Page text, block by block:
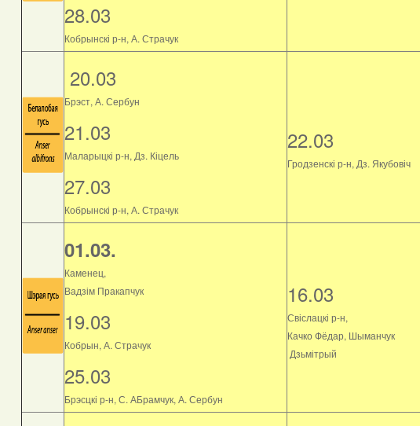
28.03
Кобрынскі р-н, А. Страчук
20.03
Брэст, А. Сербун
21.03
Маларыцкі р-н, Дз. Кіцель
27.03
Кобрынскі р-н, А. Страчук
22.03
Гродзенскі р-н, Дз. Якубовіч
01.03.
Каменец,
Вадзім Пракапчук
19.03
Кобрын, А. Страчук
25.03
Брэсцкі р-н, С. АБрамчук, А. Сербун
16.03
Свіслацкі р-н,
Качко Фёдар, Шыманчук
Дзьмітрый